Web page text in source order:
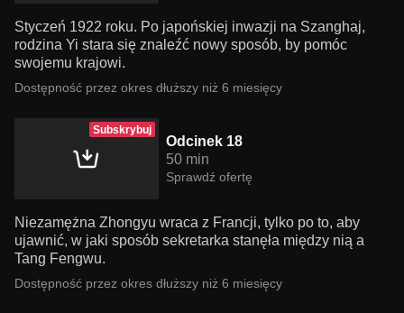
Styczeń 1922 roku. Po japońskiej inwazji na Szanghaj,
rodzina Yi stara się znaleźć nowy sposób, by pomóc
swojemu krajowi.
Dostępność przez okres dłuższy niż 6 miesięcy
Subskrybuj
Odcinek 18
50 min
Sprawdź ofertę
Niezamężna Zhongyu wraca z Francji, tylko po to, aby
ujawnić, w jaki sposób sekretarka stanęła między nią a
Tang Fengwu.
Dostępność przez okres dłuższy niż 6 miesięcy